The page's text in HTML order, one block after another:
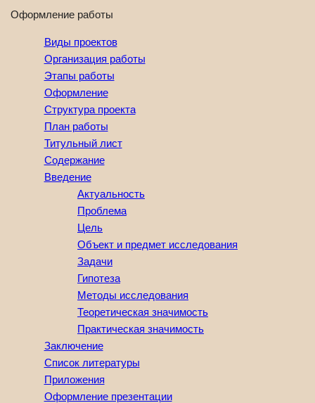
Оформление работы
Виды проектов
Организация работы
Этапы работы
Оформление
Структура проекта
План работы
Титульный лист
Содержание
Введение
Актуальность
Проблема
Цель
Объект и предмет исследования
Задачи
Гипотеза
Методы исследования
Теоретическая значимость
Практическая значимость
Заключение
Список литературы
Приложения
Оформление презентации